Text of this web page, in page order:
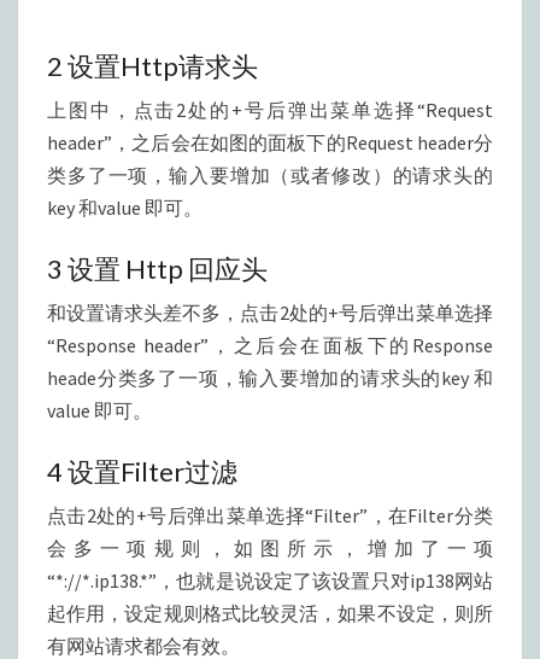
2 设置Http请求头
上图中，点击2处的+号后弹出菜单选择“Request
header”，之后会在如图的面板下的Request header分
类多了一项，输入要增加（或者修改）的请求头的
key 和value 即可。
3 设置 Http 回应头
和设置请求头差不多，点击2处的+号后弹出菜单选择
“Response header”，之后会在面板下的Response
heade分类多了一项，输入要增加的请求头的key 和
value 即可。
4 设置Filter过滤
点击2处的+号后弹出菜单选择“Filter”，在Filter分类
会多一项规则，如图所示，增加了一项
“*://*.ip138.*”，也就是说设定了该设置只对ip138网站
起作用，设定规则格式比较灵活，如果不设定，则所
有网站请求都会有效。